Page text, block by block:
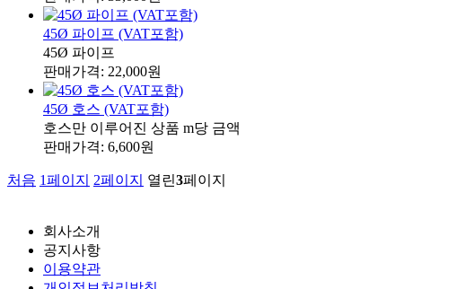
45Ø 파이프 (VAT포함)
45Ø 파이프
판매가격: 22,000원
45Ø 호스 (VAT포함)
호스만 이루어진 상품 m당 금액
판매가격: 6,600원
처음 1페이지 2페이지 열린3페이지
회사소개
공지사항
이용약관